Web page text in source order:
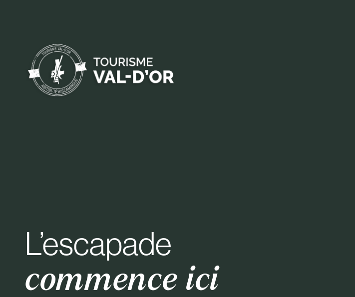
L’escapade
commence ici